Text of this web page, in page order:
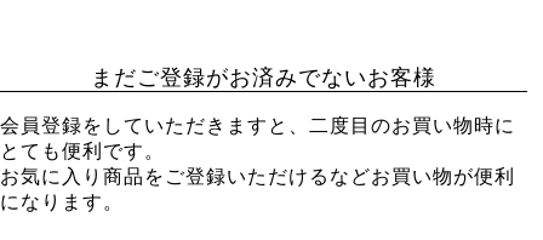
まだご登録がお済みでないお客様
会員登録をしていただきますと、二度目のお買い物時に
とても便利です。
お気に入り商品をご登録いただけるなどお買い物が便利
になります。